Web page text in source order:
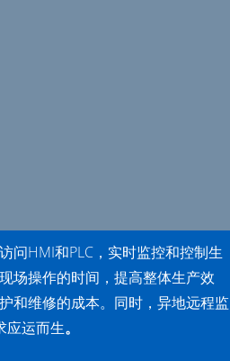
问HMI和PLC，实时监控和控制生
场操作的时间，提高整体生产效
和维修的成本。同时，异地远程监
应运而生。